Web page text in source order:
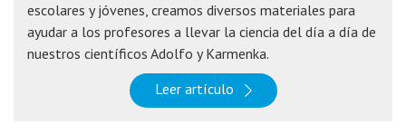
escolares y jóvenes, creamos diversos materiales para
ayudar a los profesores a llevar la ciencia del día a día de
nuestros científicos Adolfo y Karmenka.
Leer artículo